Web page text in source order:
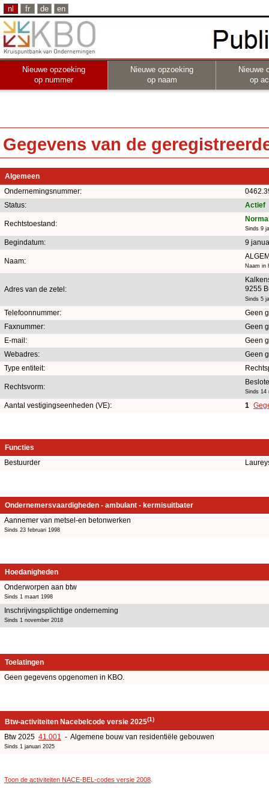
nl fr de en
Nieuwe opzoeking
op nummer
Nieuwe opzoeking
op naam
Nieuwe
op
Gegevens van de
Algemeen
Ondernemingsnummer:
Status:
Actief
Rechtstoestand:
Sinds 9
Begindatum: 9
Naam:
Naam in
Adres van de zetel:
9255
Sinds 5
Telefoonnummer:
Geen
Faxnummer:
Geen
E-mail:
Geen
Webadres:
Geen
Type entiteit:
Rechtsvorm:
Sinds 14
Aantal vestigingseenheden (VE): 1
Functies
Bestuurder
Ondernemersvaardigheden - ambulant - kermisuitbater
Aannemer van metsel-en betonwerken
Sinds 23 februari 1998
Hoedanigheden
Onderworpen aan btw
Sinds 1 maart 1998
Inschrijvingsplichtige onderneming
Sinds 1 november 2018
Toelatingen
Geen gegevens opgenomen in KBO.
Btw-activiteiten Nacebelcode versie 2025(1)
Btw 2025 41.001 - Algemene bouw van residentiële gebouwen
Sinds 1 januari 2025
Toon de activiteiten NACE-BEL-codes versie 2008